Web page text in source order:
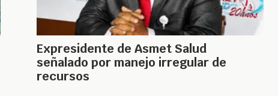
Expresidente de Asmet Salud
señalado por manejo irregular de
recursos